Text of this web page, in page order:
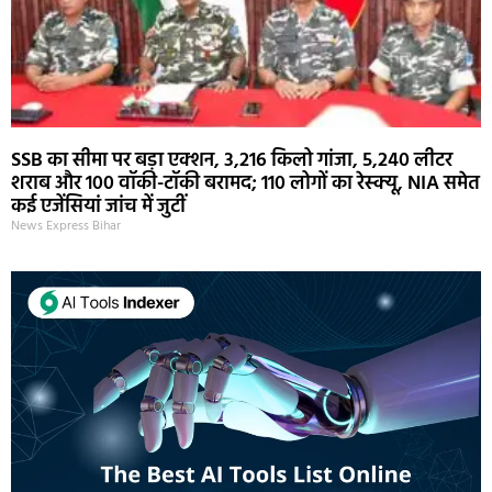
SSB का सीमा पर बड़ा एक्शन, 3,216 किलो गांजा, 5,240 लीटर
शराब और 100 वॉकी-टॉकी बरामद; 110 लोगों का रेस्क्यू, NIA समेत
कई एजेंसियां जांच में जुटीं
News Express Bihar